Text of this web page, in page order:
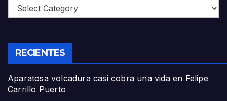
Categories
RECIENTES
Aparatosa volcadura casi cobra una vida en Felipe
Carrillo Puerto